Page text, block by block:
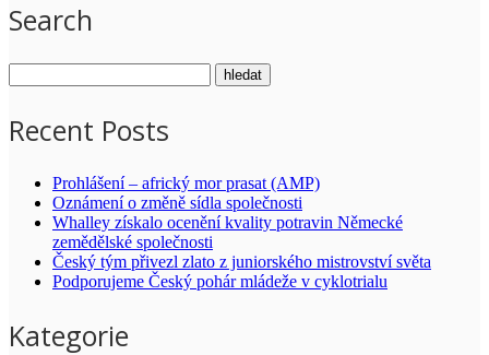
Search
Recent Posts
Prohlášení – africký mor prasat (AMP)
Oznámení o změně sídla společnosti
Whalley získalo ocenění kvality potravin Německé
zemědělské společnosti
Český tým přivezl zlato z juniorského mistrovství světa
Podporujeme Český pohár mládeže v cyklotrialu
Kategorie